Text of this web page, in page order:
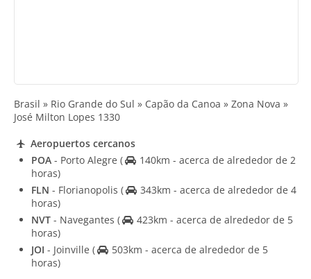
Brasil » Rio Grande do Sul » Capão da Canoa » Zona Nova »
José Milton Lopes 1330
Aeropuertos cercanos
POA - Porto Alegre (
140km - acerca de alrededor de 2
horas)
FLN - Florianopolis (
343km - acerca de alrededor de 4
horas)
NVT - Navegantes (
423km - acerca de alrededor de 5
horas)
JOI - Joinville (
503km - acerca de alrededor de 5
horas)